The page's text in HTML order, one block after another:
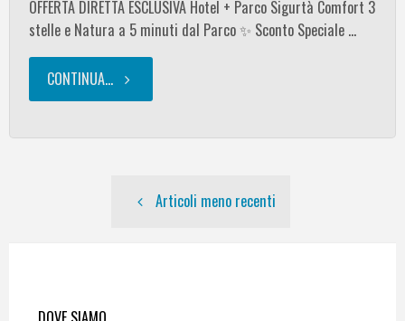
OFFERTA DIRETTA ESCLUSIVA Hotel + Parco Sigurtà Comfort 3
stelle e Natura a 5 minuti dal Parco ✨ Sconto Speciale …
CONTINUA..."Hotel
Sigurtà" Articoli meno recenti